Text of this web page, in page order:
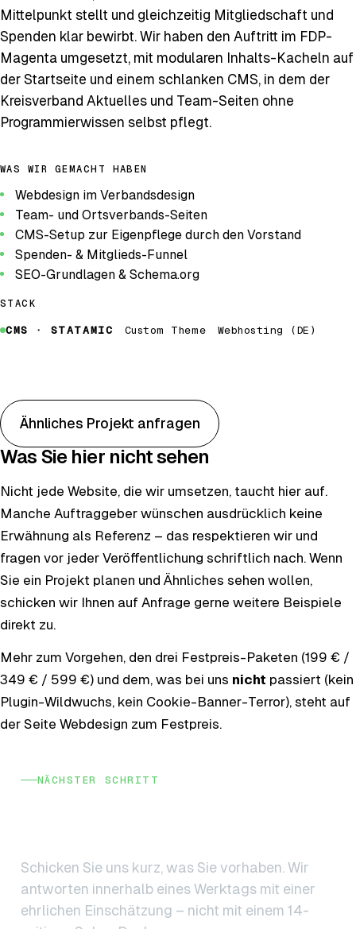
Mittelpunkt stellt und gleichzeitig Mitgliedschaft und
Spenden klar bewirbt. Wir haben den Auftritt im FDP-
Magenta umgesetzt, mit modularen Inhalts-Kacheln auf
der Startseite und einem schlanken CMS, in dem der
Kreisverband Aktuelles und Team-Seiten ohne
Programmierwissen selbst pflegt.
WAS WIR GEMACHT HABEN
Webdesign im Verbandsdesign
Team- und Ortsverbands-Seiten
CMS-Setup zur Eigenpflege durch den Vorstand
Spenden- & Mitglieds-Funnel
SEO-Grundlagen & Schema.org
STACK
CMS · STATAMIC Custom Theme Webhosting (DE)
Ähnliches Projekt anfragen
Was Sie hier nicht sehen
Nicht jede Website, die wir umsetzen, taucht hier auf.
Manche Auftrag­geber wünschen ausdrücklich keine
Erwähnung als Referenz – das respektieren wir und
fragen vor jeder Veröffentlichung schriftlich nach. Wenn
Sie ein Projekt planen und Ähnliches sehen wollen,
schicken wir Ihnen auf Anfrage gerne weitere Beispiele
direkt zu.
Mehr zum Vorgehen, den drei Festpreis-Paketen (199 € /
349 € / 599 €) und dem, was bei uns nicht passiert (kein
Plugin-Wildwuchs, kein Cookie-Banner-Terror), steht auf
der Seite Webdesign zum Festpreis.
NÄCHSTER SCHRITT
Schicken Sie uns kurz, was Sie vorhaben. Wir
antworten innerhalb eines Werktags mit einer
ehrlichen Einschätzung – nicht mit einem 14-